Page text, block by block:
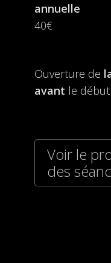
annuelle
40€
Ouverture de
avant le
Voir le
des